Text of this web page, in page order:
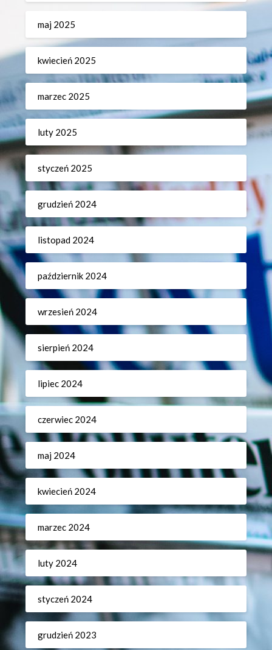
maj 2025
kwiecień 2025
marzec 2025
luty 2025
styczeń 2025
grudzień 2024
listopad 2024
październik 2024
wrzesień 2024
sierpień 2024
lipiec 2024
czerwiec 2024
maj 2024
kwiecień 2024
marzec 2024
luty 2024
styczeń 2024
grudzień 2023